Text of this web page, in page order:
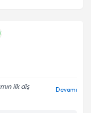
ilk diş
Devamı